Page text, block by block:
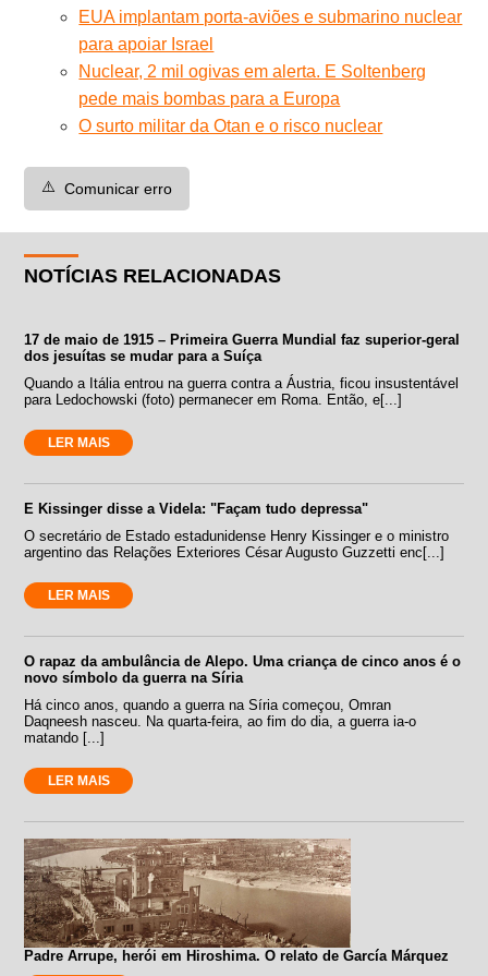
EUA implantam porta-aviões e submarino nuclear
para apoiar Israel
Nuclear, 2 mil ogivas em alerta. E Soltenberg
pede mais bombas para a Europa
O surto militar da Otan e o risco nuclear
⚠️ Comunicar erro
NOTÍCIAS RELACIONADAS
17 de maio de 1915 – Primeira Guerra Mundial faz superior-geral
dos jesuítas se mudar para a Suíça
Quando a Itália entrou na guerra contra a Áustria, ficou insustentável
para Ledochowski (foto) permanecer em Roma. Então, e[...]
LER MAIS
E Kissinger disse a Videla: "Façam tudo depressa"
O secretário de Estado estadunidense Henry Kissinger e o ministro
argentino das Relações Exteriores César Augusto Guzzetti enc[...]
LER MAIS
O rapaz da ambulância de Alepo. Uma criança de cinco anos é o
novo símbolo da guerra na Síria
Há cinco anos, quando a guerra na Síria começou, Omran
Daqneesh nasceu. Na quarta-feira, ao fim do dia, a guerra ia-o
matando [...]
LER MAIS
Padre Arrupe, herói em Hiroshima. O relato de García Márquez